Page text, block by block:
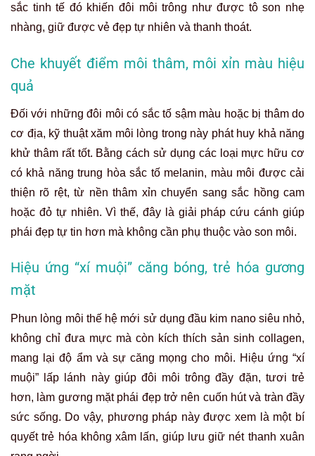
sắc tinh tế đó khiến đôi môi trông như được tô son nhẹ
nhàng, giữ được vẻ đẹp tự nhiên và thanh thoát.
Che khuyết điểm môi thâm, môi xỉn màu hiệu
quả
Đối với những đôi môi có sắc tố sậm màu hoặc bị thâm do
cơ địa, kỹ thuật xăm môi lòng trong này phát huy khả năng
khử thâm rất tốt. Bằng cách sử dụng các loại mực hữu cơ
có khả năng trung hòa sắc tố melanin, màu môi được cải
thiện rõ rệt, từ nền thâm xỉn chuyển sang sắc hồng cam
hoặc đỏ tự nhiên. Vì thế, đây là giải pháp cứu cánh giúp
phái đẹp tự tin hơn mà không cần phụ thuộc vào son môi.
Hiệu ứng “xí muội” căng bóng, trẻ hóa gương
mặt
Phun lòng môi thế hệ mới sử dụng đầu kim nano siêu nhỏ,
không chỉ đưa mực mà còn kích thích sản sinh collagen,
mang lại độ ẩm và sự căng mọng cho môi. Hiệu ứng “xí
muội” lấp lánh này giúp đôi môi trông đầy đặn, tươi trẻ
hơn, làm gương mặt phái đẹp trở nên cuốn hút và tràn đầy
sức sống. Do vậy, phương pháp này được xem là một bí
quyết trẻ hóa không xâm lấn, giúp lưu giữ nét thanh xuân